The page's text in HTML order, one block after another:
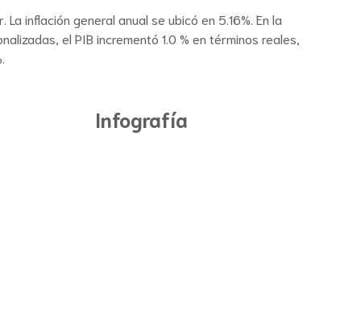
inflación general anual se ubicó en 5.16%. En la
el PIB incrementó 1.0 % en términos reales,
Infografía